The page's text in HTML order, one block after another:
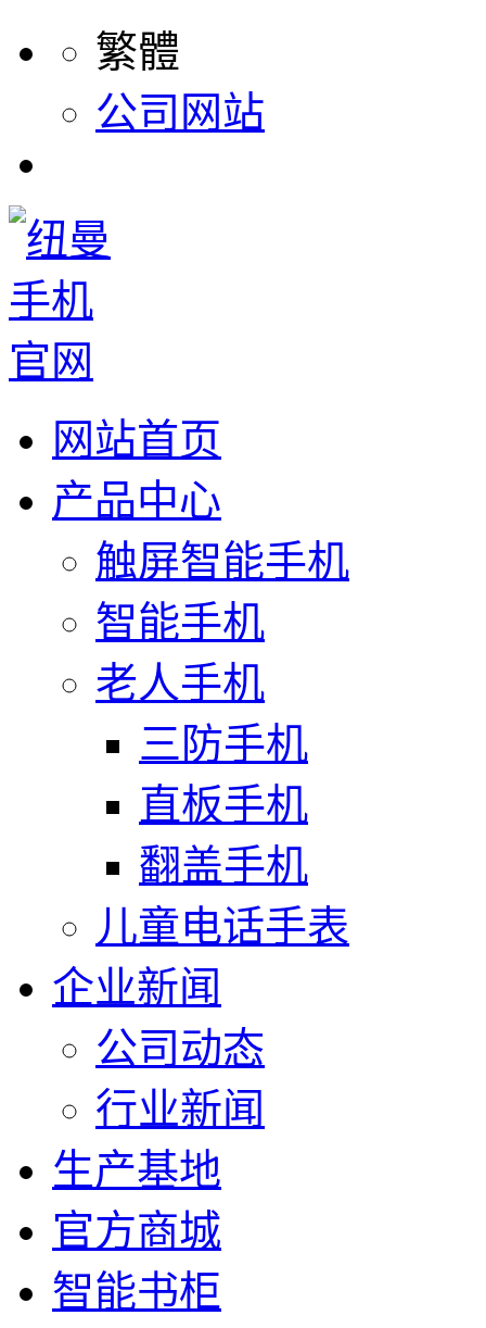
繁體
公司网站
网站首页
产品中心
触屏智能手机
智能手机
老人手机
三防手机
直板手机
翻盖手机
儿童电话手表
企业新闻
公司动态
行业新闻
生产基地
官方商城
智能书柜